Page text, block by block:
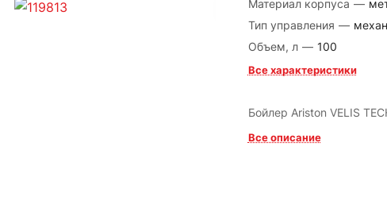
Материал корпуса —
Тип управления —
Объем, л — 100
Все характеристики
Бойлер Ariston VELIS
Все описание